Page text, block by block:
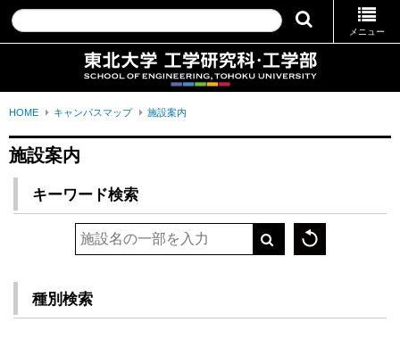
メニュー
HOME キャンパスマップ 施設案内
施設案内
キーワード検索
種別検索